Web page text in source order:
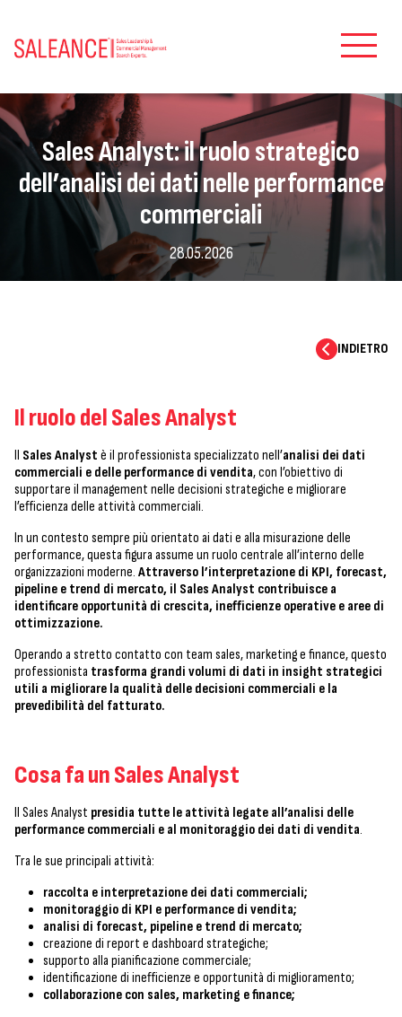
Sales Analyst: il ruolo strategico
dell’analisi dei dati nelle performance
commerciali
28.05.2026
INDIETRO
Il ruolo del Sales Analyst
Il Sales Analyst è il professionista specializzato nell’analisi dei dati
commerciali e delle performance di vendita, con l’obiettivo di
supportare il management nelle decisioni strategiche e migliorare
l’efficienza delle attività commerciali.
In un contesto sempre più orientato ai dati e alla misurazione delle
performance, questa figura assume un ruolo centrale all’interno delle
organizzazioni moderne. Attraverso l’interpretazione di KPI, forecast,
pipeline e trend di mercato, il Sales Analyst contribuisce a
identificare opportunità di crescita, inefficienze operative e aree di
ottimizzazione.
Operando a stretto contatto con team sales, marketing e finance, questo
professionista trasforma grandi volumi di dati in insight strategici
utili a migliorare la qualità delle decisioni commerciali e la
prevedibilità del fatturato.
Cosa fa un Sales Analyst
Il Sales Analyst presidia tutte le attività legate all’analisi delle
performance commerciali e al monitoraggio dei dati di vendita.
Tra le sue principali attività:
raccolta e interpretazione dei dati commerciali;
monitoraggio di KPI e performance di vendita;
analisi di forecast, pipeline e trend di mercato;
creazione di report e dashboard strategiche;
supporto alla pianificazione commerciale;
identificazione di inefficienze e opportunità di miglioramento;
collaborazione con sales, marketing e finance;